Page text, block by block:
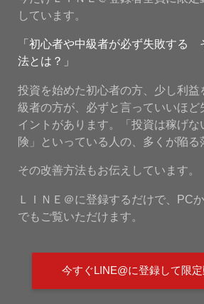
しています。
「初心者や中級者が必ず失敗する
法とは？」
投資を始めた初心者の方、少し利益
級者の方が、必ずと言っていいほど
イントがあります。「投資は稼げな
険」といっている人の、多くが陥る
その改善方法もお伝えしています。
ＬＩＮＥ＠に登録するだけで、PC
でもご覧いただけます。
今すぐLINE@に登録して限